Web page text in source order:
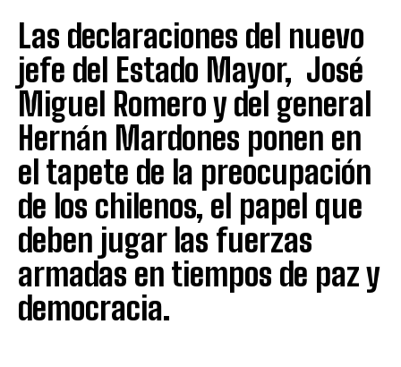
Las declaraciones del nuevo
jefe del Estado Mayor, José
Miguel Romero y del general
Hernán Mardones ponen en
el tapete de la preocupación
de los chilenos, el papel que
deben jugar las fuerzas
armadas en tiempos de paz y
democracia.